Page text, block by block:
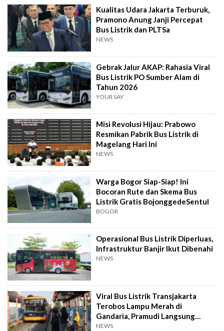
Kualitas Udara Jakarta Terburuk,
Pramono Anung Janji Percepat
Bus Listrik dan PLTSa
NEWS
Gebrak Jalur AKAP: Rahasia Viral
Bus Listrik PO Sumber Alam di
Tahun 2026
YOUR SAY
Misi Revolusi Hijau: Prabowo
Resmikan Pabrik Bus Listrik di
Magelang Hari Ini
NEWS
Warga Bogor Siap-Siap! Ini
Bocoran Rute dan Skema Bus
Listrik Gratis BojonggedeSentul
BOGOR
Operasional Bus Listrik Diperluas,
Infrastruktur Banjir Ikut Dibenahi
NEWS
Viral Bus Listrik Transjakarta
Terobos Lampu Merah di
Gandaria, Pramudi Langsung
Disanksi Tegas
NEWS